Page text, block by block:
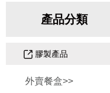
產品分類
膠製產品
外賣餐盒>>